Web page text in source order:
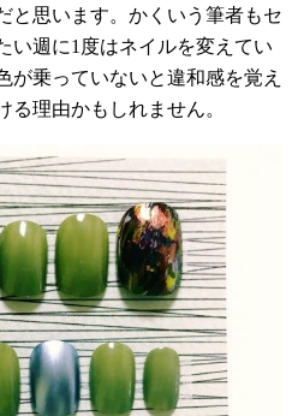
と思います。かくいう筆者もセ
い週に1度はネイルを変えてい
が乗っていないと違和感を覚え
る理由かもしれません。